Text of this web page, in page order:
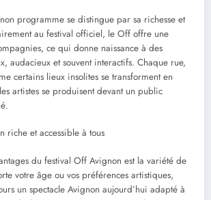
programme se distingue par sa richesse et
au festival officiel, le Off offre une
ce qui donne naissance à des
audacieux et souvent interactifs. Chaque rue,
certains lieux insolites se transforment en
artistes se produisent devant un public
riche et accessible à tous
du festival Off Avignon est la variété de
votre âge ou vos préférences artistiques,
un spectacle Avignon aujourd’hui adapté à